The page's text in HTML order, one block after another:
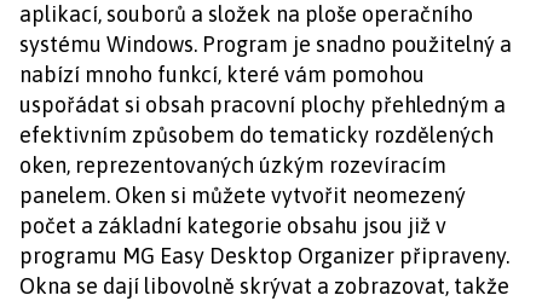
aplikací, souborů a složek na ploše operačního
systému Windows. Program je snadno použitelný a
nabízí mnoho funkcí, které vám pomohou
uspořádat si obsah pracovní plochy přehledným a
efektivním způsobem do tematicky rozdělených
oken, reprezentovaných úzkým rozevíracím
panelem. Oken si můžete vytvořit neomezený
počet a základní kategorie obsahu jsou již v
programu MG Easy Desktop Organizer připraveny.
Okna se dají libovolně skrývat a zobrazovat, takže